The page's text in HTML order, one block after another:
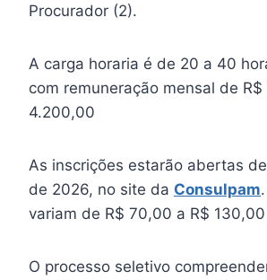
Procurador (2).
A carga horaria é de 20 a 40
com remuneração mensal de
4.200,00
As inscrições estarão abertas
de 2026, no site da Consulpam
variam de R$ 70,00 a R$ 130,00
O processo seletivo